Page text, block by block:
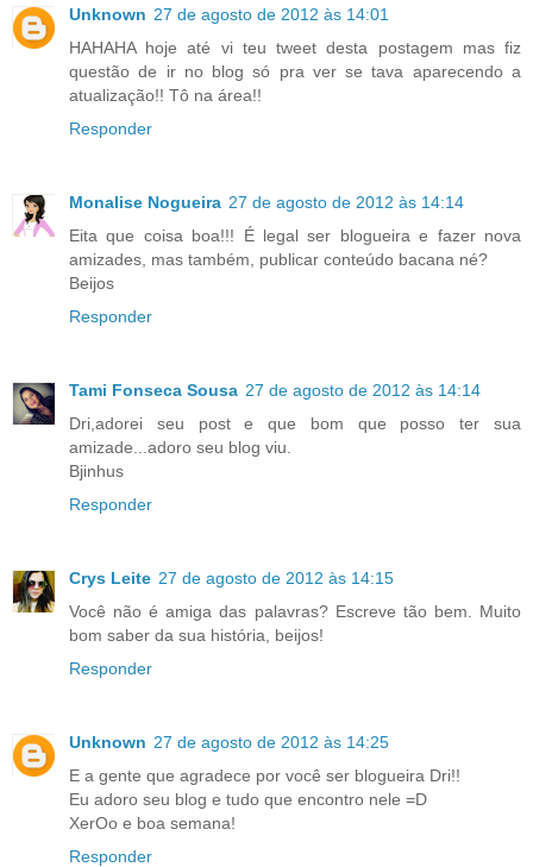
Unknown 27 de agosto de 2012 às 14:01
HAHAHA hoje até vi teu tweet desta postagem mas fiz
questão de ir no blog só pra ver se tava aparecendo a
atualização!! Tô na área!!
Responder
Monalise Nogueira 27 de agosto de 2012 às 14:14
Eita que coisa boa!!! É legal ser blogueira e fazer nova
amizades, mas também, publicar conteúdo bacana né?
Beijos
Responder
Tami Fonseca Sousa 27 de agosto de 2012 às 14:14
Dri,adorei seu post e que bom que posso ter sua
amizade...adoro seu blog viu.
Bjinhus
Responder
Crys Leite 27 de agosto de 2012 às 14:15
Você não é amiga das palavras? Escreve tão bem. Muito
bom saber da sua história, beijos!
Responder
Unknown 27 de agosto de 2012 às 14:25
E a gente que agradece por você ser blogueira Dri!!
Eu adoro seu blog e tudo que encontro nele =D
XerOo e boa semana!
Responder